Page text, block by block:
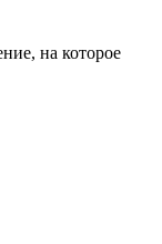
на которое